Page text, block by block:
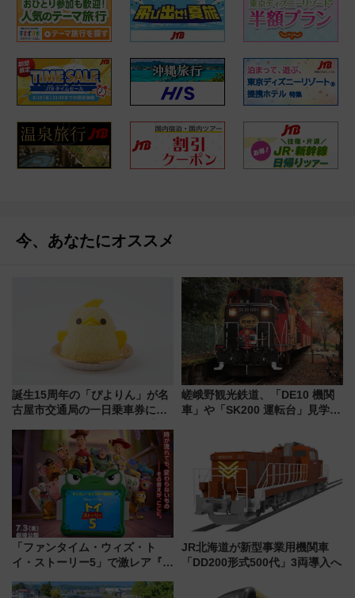
今、あなたにオススメ
誕生15周年の「ぴよりん」が名
古屋市交通局の一日乗車券に！
定1万5000枚】
嵯峨野観光鉄道、「DE10 機関
車」や「SK200 運転台」見学ツ
トの一環で激レア体験できちゃ
うかも 参加方法やスケジュール
をご紹介
「ファンタイム・ウィズ・ト
イ・ストーリー5」で激レア『ロ
デコレーションも徹底解説
JR北海道が新型事業用機関車
「DD200形式500代」3両導入へ